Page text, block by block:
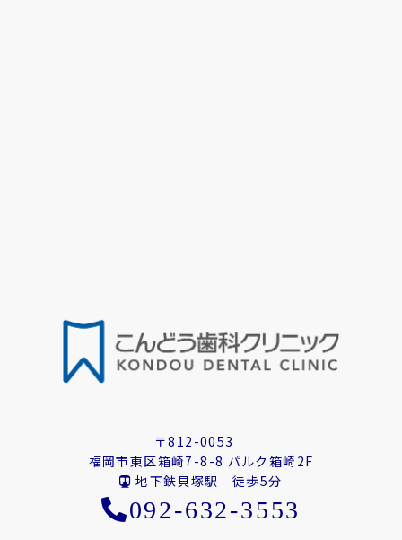
〒812-0053
福岡市東区箱崎7-8-8 パルク箱崎2F
地下鉄貝塚駅 徒歩5分
092-632-3553